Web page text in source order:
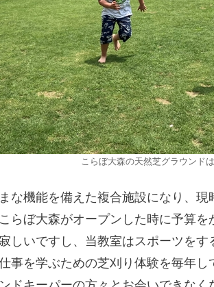
こらぼ大森の天然芝グラウンド
な機能を備えた複合施設になり、
らぼ大森がオープンした時に予算
しいですし、当教室はスポーツを
事を学ぶための芝刈り体験を毎年